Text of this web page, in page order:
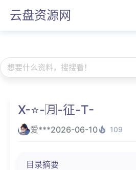
云盘资源网
想要什么资料，搜搜看！
X-⭐-🈷️-征-T-
爱***2026-06-10 109
目录摘要